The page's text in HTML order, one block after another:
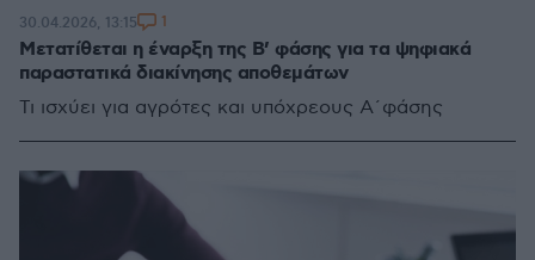
Μετατίθεται η έναρξη της Β’ φάσης για τα ψηφιακά
παραστατικά διακίνησης αποθεμάτων
Τι ισχύει για αγρότες και υπόχρεους Α΄φάσης
30.04.2026, 13:15 1